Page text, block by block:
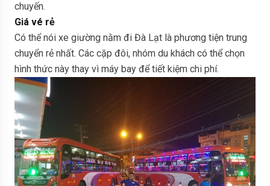
chuyến.
Giá vé rẻ
Có thể nói xe giường nằm đi Đà Lạt là phương tiện trung
chuyển rẻ nhất. Các cặp đôi, nhóm du khách có thể chọn
hình thức này thay vì máy bay để tiết kiệm chi phí.